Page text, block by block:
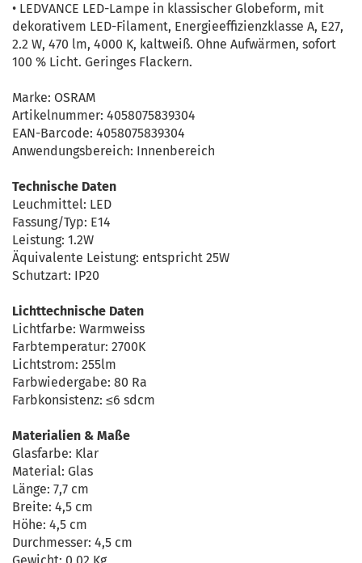
• LEDVANCE LED-Lampe in klassischer Globeform, mit
dekorativem LED-Filament, Energieeffizienzklasse A, E27,
2.2 W, 470 lm, 4000 K, kaltweiß. Ohne Aufwärmen, sofort
100 % Licht. Geringes Flackern.
Marke: OSRAM
Artikelnummer: 4058075839304
EAN-Barcode: 4058075839304
Anwendungsbereich: Innenbereich
Technische Daten
Leuchmittel: LED
Fassung/Typ: E14
Leistung: 1.2W
Äquivalente Leistung: entspricht 25W
Schutzart: IP20
Lichttechnische Daten
Lichtfarbe: Warmweiss
Farbtemperatur: 2700K
Lichtstrom: 255lm
Farbwiedergabe: 80 Ra
Farbkonsistenz: ≤6 sdcm
Materialien & Maße
Glasfarbe: Klar
Material: Glas
Länge: 7,7 cm
Breite: 4,5 cm
Höhe: 4,5 cm
Durchmesser: 4,5 cm